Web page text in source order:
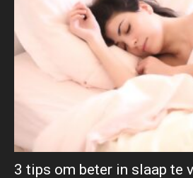
3 tips om beter in slaap te